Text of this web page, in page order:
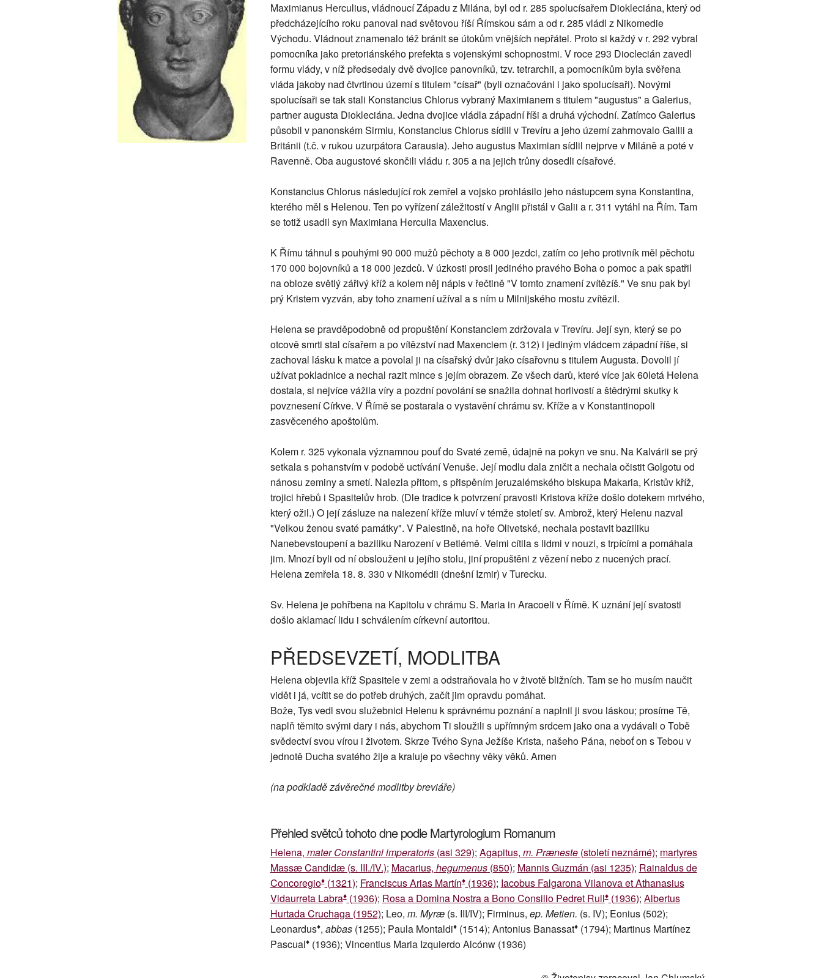
Maximianus Herculius, vládnoucí Západu z Milána, byl od r. 285 spolucísařem Diokleciána, který od
předcházejícího roku panoval nad světovou říší Římskou sám a od r. 285 vládl z Nikomedie
Východu. Vládnout znamenalo též bránit se útokům vnějších nepřátel. Proto si každý v r. 292 vybral
pomocníka jako pretoriánského prefekta s vojenskými schopnostmi. V roce 293 Dioclecián zavedl
formu vlády, v níž předsedaly dvě dvojice panovníků, tzv. tetrarchii, a pomocníkům byla svěřena
vláda jakoby nad čtvrtinou území s titulem "císař" (byli označováni i jako spolucísaři). Novými
spolucísaři se tak stali Konstancius Chlorus vybraný Maximianem s titulem "augustus" a Galerius,
partner augusta Diokleciána. Jedna dvojice vládla západní říši a druhá východní. Zatímco Galerius
působil v panonském Sirmiu, Konstancius Chlorus sídlil v Trevíru a jeho území zahrnovalo Gallii a
Británii (t.č. v rukou uzurpátora Carausia). Jeho augustus Maximian sídlil nejprve v Miláně a poté v
Ravenně. Oba augustové skončili vládu r. 305 a na jejich trůny dosedli císařové.
Konstancius Chlorus následující rok zemřel a vojsko prohlásilo jeho nástupcem syna Konstantina,
kterého měl s Helenou. Ten po vyřízení záležitostí v Anglii přistál v Galii a r. 311 vytáhl na Řím. Tam
se totiž usadil syn Maximiana Herculia Maxencius.
K Římu táhnul s pouhými 90 000 mužů pěchoty a 8 000 jezdci, zatím co jeho protivník měl pěchotu
170 000 bojovníků a 18 000 jezdců. V úzkosti prosil jediného pravého Boha o pomoc a pak spatřil
na obloze světlý zářivý kříž a kolem něj nápis v řečtině "V tomto znamení zvítězíš." Ve snu pak byl
prý Kristem vyzván, aby toho znamení užíval a s ním u Milnijského mostu zvítězil.
Helena se pravděpodobně od propuštění Konstanciem zdržovala v Trevíru. Její syn, který se po
otcově smrti stal císařem a po vítězství nad Maxenciem (r. 312) i jediným vládcem západní říše, si
zachoval lásku k matce a povolal ji na císařský dvůr jako císařovnu s titulem Augusta. Dovolil jí
užívat pokladnice a nechal razit mince s jejím obrazem. Ze všech darů, které více jak 60letá Helena
dostala, si nejvíce vážila víry a pozdní povolání se snažila dohnat horlivostí a štědrými skutky k
povznesení Církve. V Římě se postarala o vystavění chrámu sv. Kříže a v Konstantinopoli
zasvěceného apoštolům.
Kolem r. 325 vykonala významnou pouť do Svaté země, údajně na pokyn ve snu. Na Kalvárii se prý
setkala s pohanstvím v podobě uctívání Venuše. Její modlu dala zničit a nechala očistit Golgotu od
nánosu zeminy a smetí. Nalezla přitom, s přispěním jeruzalémského biskupa Makaria, Kristův kříž,
trojici hřebů i Spasitelův hrob. (Dle tradice k potvrzení pravosti Kristova kříže došlo dotekem mrtvého,
který ožil.) O její zásluze na nalezení kříže mluví v témže století sv. Ambrož, který Helenu nazval
"Velkou ženou svaté památky". V Palestině, na hoře Olivetské, nechala postavit baziliku
Nanebevstoupení a baziliku Narození v Betlémě. Velmi cítila s lidmi v nouzi, s trpícími a pomáhala
jim. Mnozí byli od ní obslouženi u jejího stolu, jiní propuštěni z vězení nebo z nucených prací.
Helena zemřela 18. 8. 330 v Nikomédii (dnešní Izmir) v Turecku.
Sv. Helena je pohřbena na Kapitolu v chrámu S. Maria in Aracoeli v Římě. K uznání její svatosti
došlo aklamací lidu i schválením církevní autoritou.
PŘEDSEVZETÍ, MODLITBA
Helena objevila kříž Spasitele v zemi a odstraňovala ho v životě bližních. Tam se ho musím naučit
vidět i já, vcítit se do potřeb druhých, začít jim opravdu pomáhat.
Bože, Tys vedl svou služebnici Helenu k správnému poznání a naplnil ji svou láskou; prosíme Tě,
naplň těmito svými dary i nás, abychom Ti sloužili s upřímným srdcem jako ona a vydávali o Tobě
svědectví svou vírou i životem. Skrze Tvého Syna Ježíše Krista, našeho Pána, neboť on s Tebou v
jednotě Ducha svatého žije a kraluje po všechny věky věků. Amen
(na podkladě závěrečné modlitby breviáře)
Přehled světců tohoto dne podle Martyrologium Romanum
Helena, mater Constantini imperatoris(asi 329); Agapitus, m. Præneste(století neznámé); martyres
Massæ Candidæ (s. III./IV.); Macarius, hegumenus(850); Mannis Guzmán (asi 1235); Rainaldus de
Concoregio♦(1321); Franciscus Arias Martín♦(1936); Iacobus Falgarona Vilanova et Athanasius
Vidaurreta Labra♦(1936); Rosa a Domina Nostra a Bono Consilio Pedret Rull♦(1936); Albertus
Hurtada Cruchaga (1952); Leo, m. Myræ(s. III/IV); Firminus, ep. Metien. (s. IV); Eonius (502);
Leonardus♦, abbas(1255); Paula Montaldi♦(1514); Antonius Banassat♦(1794); Martinus Martínez
Pascual♦(1936); Vincentius Maria Izquierdo Alcónw (1936)